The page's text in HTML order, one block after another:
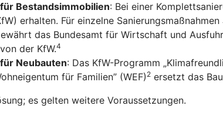
Bestandsimmobilien: Bei einer
erhalten. Für einzelne
das Bundesamt für Wirtschaft und
der KfW.4
Neubauten: Das KfW-Programm
für Familien” (WEF)2 ersetzt das
es gelten weitere Voraussetzungen.